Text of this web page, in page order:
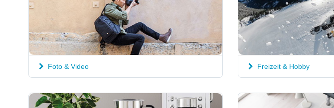
Foto & Video Freizeit & Hobby